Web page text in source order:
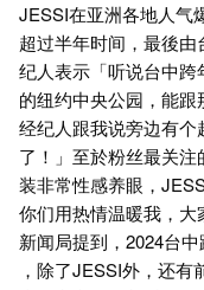
JESSI在亚洲各地人气
超过半年时间，最後
纪人表示「听说台中
的纽约中央公园，能
经纪人跟我说旁边有
了！」至於粉丝最关
装非常性感养眼，
你们用热情温暖我，大
新闻局提到，2024台
，除了JESSI外，还